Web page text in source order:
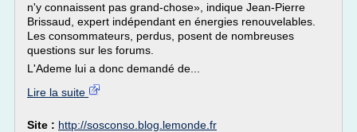
n'y connaissent pas grand-chose», indique Jean-Pierre
Brissaud, expert indépendant en énergies renouvelables.
Les consommateurs, perdus, posent de nombreuses
questions sur les forums.
L'Ademe lui a donc demandé de...
Lire la suite
Site : http://sosconso.blog.lemonde.fr